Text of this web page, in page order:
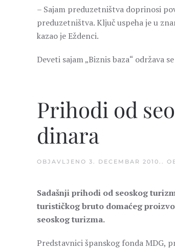
– Sajam preduzetništva doprinosi
preduzetništva. Ključ uspeha je u
kazao je Eždenci.
Deveti sajam „Biznis baza“ održava
Prihodi od
dinara
OBJAVLJENO 3. DECEMBAR 2010. .
Sadašnji prihodi od seoskog
turističkog bruto domaćeg
seoskog turizma.
Predstavnici španskog fonda MDG,